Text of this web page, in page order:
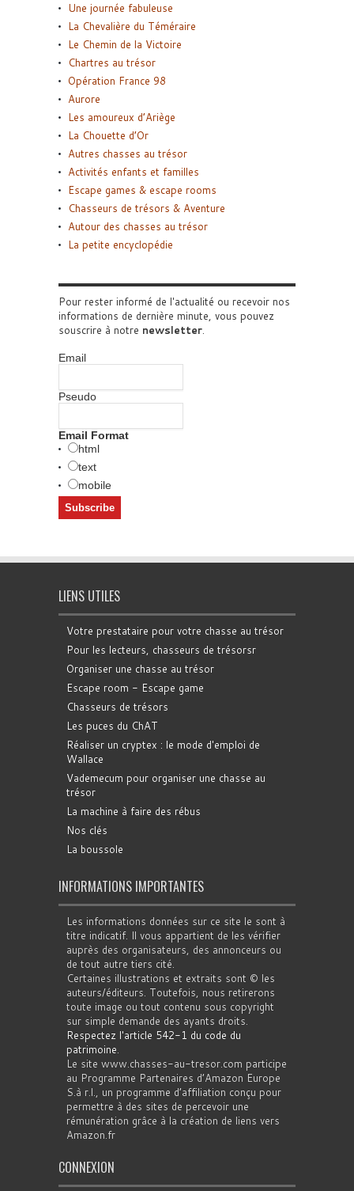
Une journée fabuleuse
La Chevalière du Téméraire
Le Chemin de la Victoire
Chartres au trésor
Opération France 98
Aurore
Les amoureux d’Ariège
La Chouette d’Or
Autres chasses au trésor
Activités enfants et familles
Escape games & escape rooms
Chasseurs de trésors & Aventure
Autour des chasses au trésor
La petite encyclopédie
Pour rester informé de l'actualité ou recevoir nos
informations de dernière minute, vous pouvez
souscrire à notre newsletter.
Email
Pseudo
Email Format
html
text
mobile
LIENS UTILES
Votre prestataire pour votre chasse au trésor
Pour les lecteurs, chasseurs de trésorsr
Organiser une chasse au trésor
Escape room - Escape game
Chasseurs de trésors
Les puces du ChAT
Réaliser un cryptex : le mode d'emploi de
Wallace
Vademecum pour organiser une chasse au
trésor
La machine à faire des rébus
Nos clés
La boussole
INFORMATIONS IMPORTANTES
Les informations données sur ce site le sont à
titre indicatif. Il vous appartient de les vérifier
auprès des organisateurs, des annonceurs ou
de tout autre tiers cité.
Certaines illustrations et extraits sont © les
auteurs/éditeurs. Toutefois, nous retirerons
toute image ou tout contenu sous copyright
sur simple demande des ayants droits.
Respectez l'article 542-1 du code du
patrimoine.
Le site www.chasses-au-tresor.com participe
au Programme Partenaires d’Amazon Europe
S.à r.l., un programme d’affiliation conçu pour
permettre à des sites de percevoir une
rémunération grâce à la création de liens vers
Amazon.fr
CONNEXION